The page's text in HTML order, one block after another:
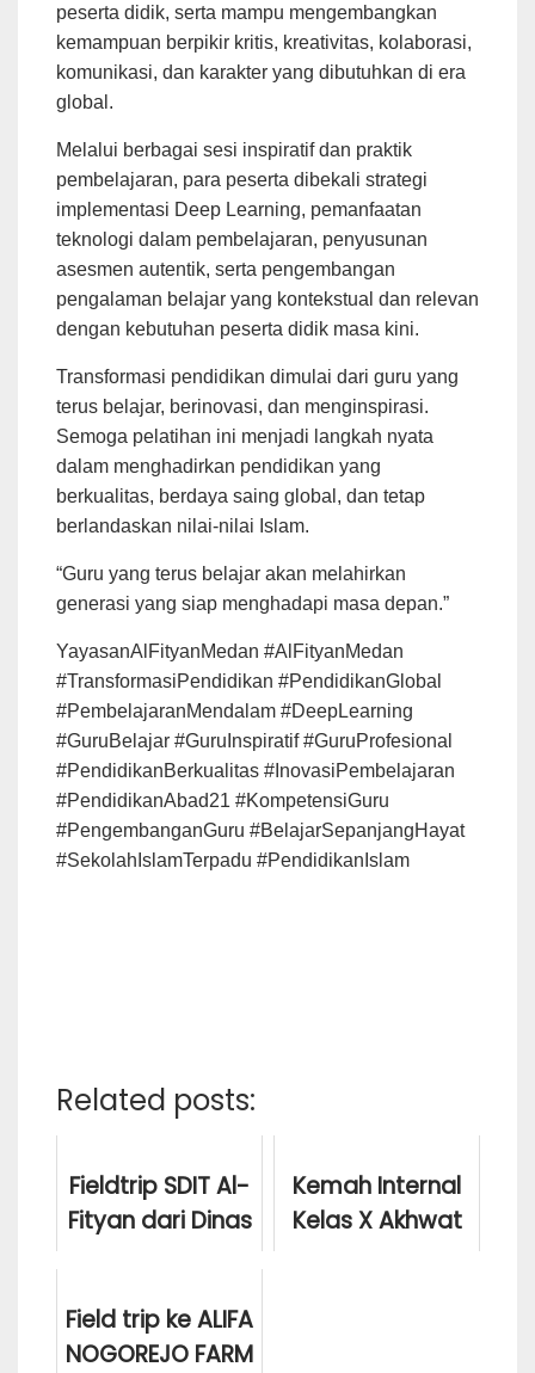
peserta didik, serta mampu mengembangkan
kemampuan berpikir kritis, kreativitas, kolaborasi,
komunikasi, dan karakter yang dibutuhkan di era
global.
Melalui berbagai sesi inspiratif dan praktik
pembelajaran, para peserta dibekali strategi
implementasi Deep Learning, pemanfaatan
teknologi dalam pembelajaran, penyusunan
asesmen autentik, serta pengembangan
pengalaman belajar yang kontekstual dan relevan
dengan kebutuhan peserta didik masa kini.
Transformasi pendidikan dimulai dari guru yang
terus belajar, berinovasi, dan menginspirasi.
Semoga pelatihan ini menjadi langkah nyata
dalam menghadirkan pendidikan yang
berkualitas, berdaya saing global, dan tetap
berlandaskan nilai-nilai Islam.
“Guru yang terus belajar akan melahirkan
generasi yang siap menghadapi masa depan.”
YayasanAlFityanMedan #AlFityanMedan
#TransformasiPendidikan #PendidikanGlobal
#PembelajaranMendalam #DeepLearning
#GuruBelajar #GuruInspiratif #GuruProfesional
#PendidikanBerkualitas #InovasiPembelajaran
#PendidikanAbad21 #KompetensiGuru
#PengembanganGuru #BelajarSepanjangHayat
#SekolahIslamTerpadu #PendidikanIslam
Related posts:
Fieldtrip SDIT Al-
Fityan dari Dinas
Cadika Medan
Kemah Internal
Kelas X Akhwat
Field trip ke ALIFA
NOGOREJO FARM